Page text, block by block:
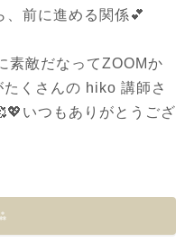
、前に進める関係💕
素敵だなってZOOMか
たくさんの hiko 講師さ
いつもありがとうござ